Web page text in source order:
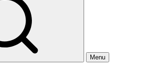
Menu